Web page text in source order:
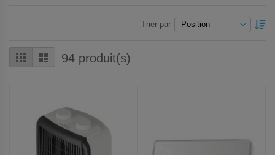
Grille Liste94 produit(s)
Trier par